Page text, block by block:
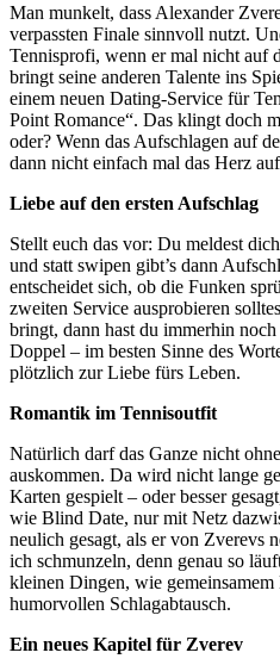
Man munkelt, dass Alexander
verpassten Finale sinnvoll nutzt.
Tennisprofi, wenn er mal nicht auf
bringt seine anderen Talente ins
einem neuen Dating-Service für
Point Romance“. Das klingt doch
oder? Wenn das Aufschlagen auf
dann nicht einfach mal das Herz
Liebe auf den ersten Aufschlag
Stellt euch das vor: Du meldest
und statt swipen gibt’s dann
entscheidet sich, ob die Funken
zweiten Service ausprobieren
bringt, dann hast du immerhin
Doppel – im besten Sinne des
plötzlich zur Liebe fürs Leben.
Romantik im Tennisoutfit
Natürlich darf das Ganze nicht
auskommen. Da wird nicht lange
Karten gespielt – oder besser
wie Blind Date, nur mit Netz
neulich gesagt, als er von Zverevs
ich schmunzeln, denn genau so
kleinen Dingen, wie
humorvollen Schlagabtausch.
Ein neues Kapitel für Zverev